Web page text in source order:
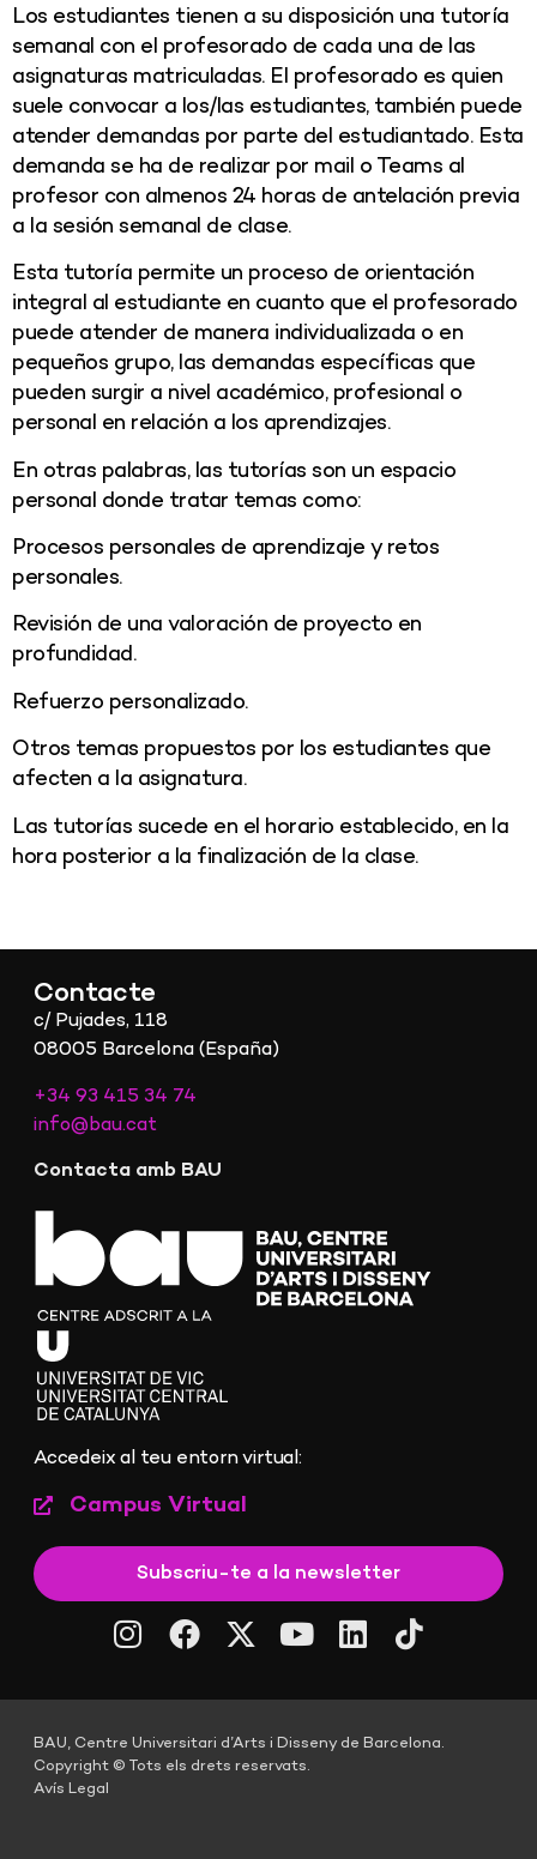
Los estudiantes tienen a su disposición una tutoría
semanal con el profesorado de cada una de las
asignaturas matriculadas. El profesorado es quien
suele convocar a los/las estudiantes, también puede
atender demandas por parte del estudiantado. Esta
demanda se ha de realizar por mail o Teams al
profesor con almenos 24 horas de antelación previa
a la sesión semanal de clase.
Esta tutoría permite un proceso de orientación
integral al estudiante en cuanto que el profesorado
puede atender de manera individualizada o en
pequeños grupo, las demandas específicas que
pueden surgir a nivel académico, profesional o
personal en relación a los aprendizajes.
En otras palabras, las tutorías son un espacio
personal donde tratar temas como:
Procesos personales de aprendizaje y retos
personales.
Revisión de una valoración de proyecto en
profundidad.
Refuerzo personalizado.
Otros temas propuestos por los estudiantes que
afecten a la asignatura.
Las tutorías sucede en el horario establecido, en la
hora posterior a la finalización de la clase.
Contacte
c/ Pujades, 118
08005 Barcelona (España)
+34 93 415 34 74
info@bau.cat
Contacta amb BAU
Accedeix al teu entorn virtual:
Campus Virtual
Subscriu-te a la newsletter
BAU, Centre Universitari d’Arts i Disseny de Barcelona.
Copyright © Tots els drets reservats.
Avís Legal